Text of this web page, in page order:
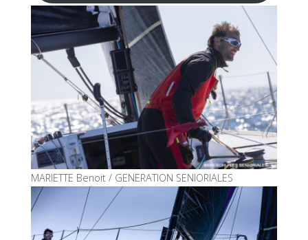
MARIETTE Benoit / GENERATION SENIORIALES